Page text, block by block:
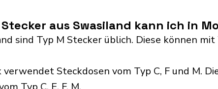
aus Swasiland kann ich in
sind Typ M Stecker üblich. Diese können
verwendet Steckdosen vom Typ C, F und M.